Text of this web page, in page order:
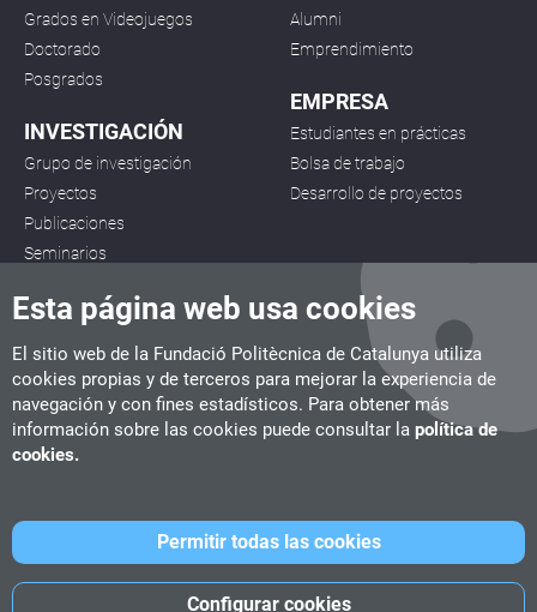
Esta página web usa cookies
El sitio web de la Fundació Politècnica de Catalunya utiliza
cookies propias y de terceros para mejorar la experiencia de
navegación y con fines estadísticos. Para obtener más
información sobre las cookies puede consultar la política de
cookies.
Configurar cookies
Permitir todas las cookies
Grados en Videojuegos
Doctorado
Posgrados
INVESTIGACIÓN
Grupo de investigación
Proyectos
Publicaciones
Seminarios
Alumni
Emprendimiento
EMPRESA
Estudiantes en prácticas
Bolsa de trabajo
Desarrollo de proyectos
CITM
C/ de la Igualtat, 33, 08222 Terrassa
UPC School